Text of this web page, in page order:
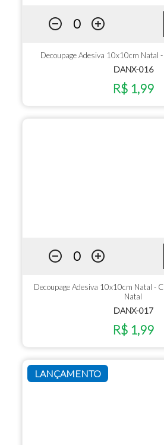
Decoupage Adesiva 10x10cm Natal
DANX-016
R$ 1,99
Decoupage Adesiva 10x10cm Natal -
Natal
DANX-017
R$ 1,99
LANÇAMENTO